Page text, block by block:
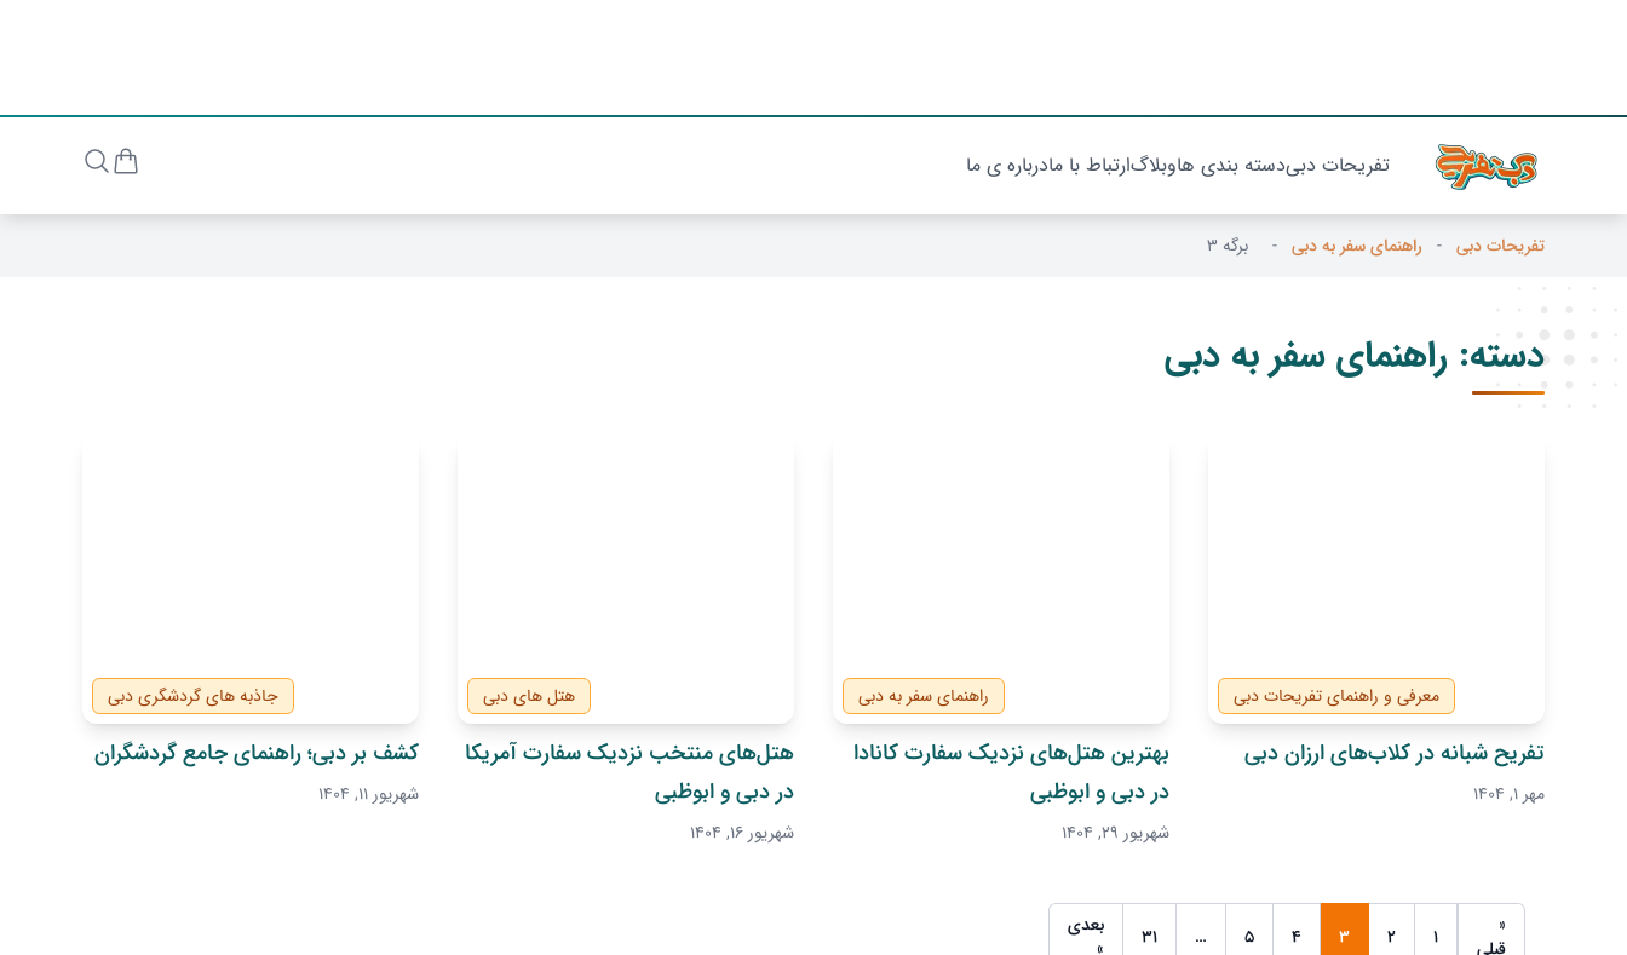
تفریحات دبیدسته بندی هاوبلاگارتباط با مادرباره ی ما
تفریحات دبی - راهنمای سفر به دبی - برگه 3
دسته: راهنمای سفر به دبی
معرفی و راهنمای تفریحات دبی
تفریح شبانه در کلاب‌های ارزان دبی
مهر 1, 1404
راهنمای سفر به دبی
بهترین هتل‌های نزدیک سفارت کانادا
در دبی و ابوظبی
شهریور 29, 1404
هتل های دبی
هتل‌های منتخب نزدیک سفارت آمریکا
در دبی و ابوظبی
شهریور 16, 1404
جاذبه های گردشگری دبی
کشف بر دبی؛ راهنمای جامع گردشگران
شهریور 11, 1404
«
قبلی
1
2
3
4
5
…
31
بعدی
»